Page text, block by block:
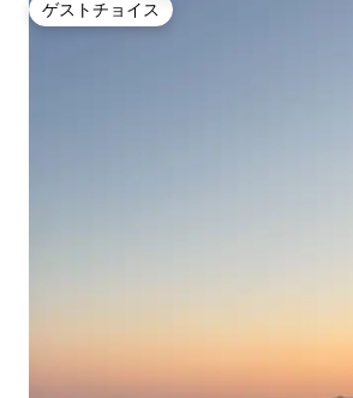
ゲストチョイス
ゲストチョイス